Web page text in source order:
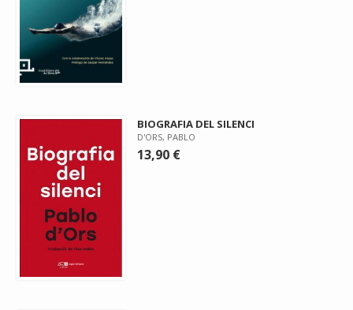
BIOGRAFIA DEL SILENCI
D'ORS, PABLO
13,90 €